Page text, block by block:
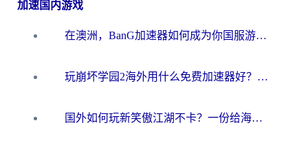
加速国内游戏
在澳洲，BanG加速器如何成为你国服游戏的“时光机”？
玩崩坏学园2海外用什么免费加速器好？2026海外党亲测国服游戏加速指南
国外如何玩新笑傲江湖不卡？一份给海外游子的终极网络指南